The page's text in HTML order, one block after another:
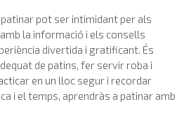
pot ser intimidant per als
la informació i els consells
divertida i gratificant. És
de patins, fer servir roba i
en un lloc segur i recordar
i el temps, aprendràs a patinar amb